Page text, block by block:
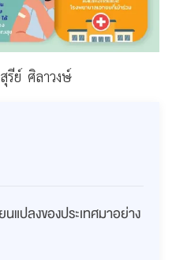
รีย์ ศิลาวงษ์
แปลงของประเทศมาอย่าง